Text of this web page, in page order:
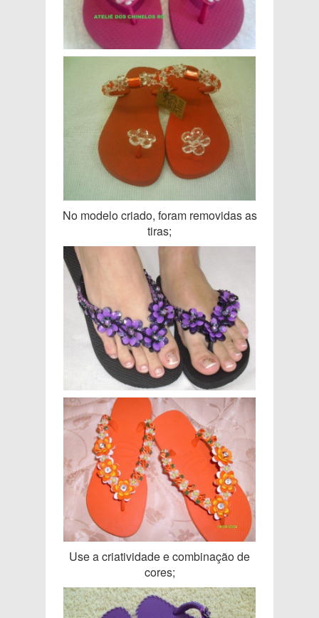
No modelo criado, foram removidas as
tiras;
Use a criatividade e combinação de
cores;